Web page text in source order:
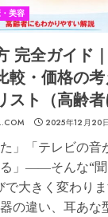
美容
完全ガイド
較・価格の
ト（高齢者
2025年12月20
」「テレビの
」――そんな“
で大きく変わり
の違い、耳あな